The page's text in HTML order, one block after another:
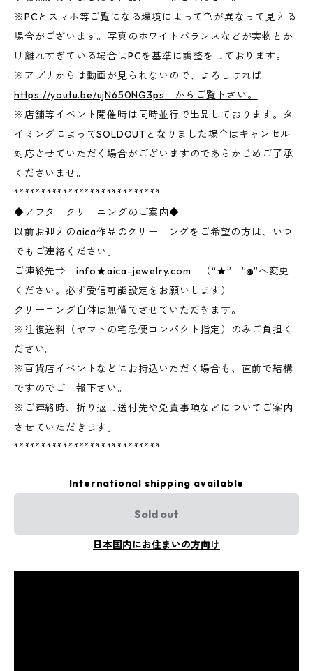
※PCとスマホ等ご覧になる環境によって色が異なって見える
場合がございます。写真のホワイトバランスなどが実物とか
け離れすぎている場合はPCを基準に調整をしております。
※アプリからは動画が見られないので、よろしければ
https://youtu.be/ujN650NG3ps からご覧下さい。
※店舗等イベント開催時は同時並行で出品しております。タ
イミングによってSOLDOUTとなりました場合はキャンセル
対応させていただく場合がございますのであらかじめご了承
くださいませ。
***************************
◆アフタークリーニングのご案内◆
以前お迎えのaica作品のクリーニングをご希望の方は、いつ
でもご連絡ください。
ご連絡先⇒ info★aica-jewelry.com （“★”＝”@”へ変更
ください。必ず受信可能設定をお願いします）
クリーニング自体は無償でさせていただきます。
※往復送料（ヤマトの宅急便コンパクト指定）のみご負担く
ださい。
※百貨店イベントなどにお持込いただく場合も、直前で結構
ですのでご一報下さい。
※ご連絡時、折り返し送付先や免責事項などについてご案内
させていただきます。
***************************
International shipping available
Sold out
日本国内にお住まいの方向け